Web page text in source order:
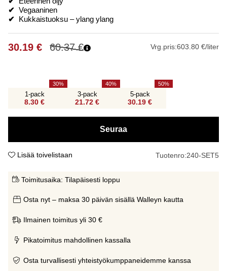
✔ Vegaaninen
✔ Kukkaistuoksu – ylang ylang
60.37€
30.19 € Vrg.pris:603.80 €/liter
1-pack
8.30 €
30
3-pack
21.72 €
40
5-pack
30.19 €
50
Seuraa
Lisää toivelistaan Tuotenro:240-SET5
Toimitusaika: Tilapäisesti loppu
Osta nyt – maksa 30 päivän sisällä Walleyn kautta
Ilmainen toimitus yli 30 €
Pikatoimitus mahdollinen kassalla
Osta turvallisesti yhteistyökumppaneidemme kanssa